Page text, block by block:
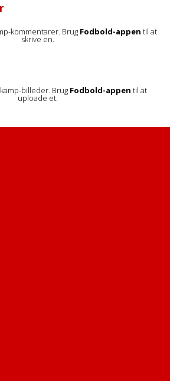
kommentarer. Brug Fodbold-appen til at
skrive en.
billeder. Brug Fodbold-appen til at
uploade et.